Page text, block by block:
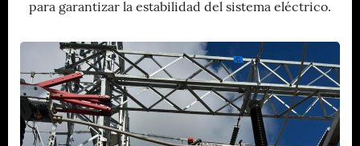
para garantizar la estabilidad del sistema eléctrico.